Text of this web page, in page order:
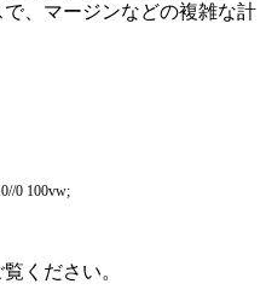
、マージンなどの複雑な計
0//0 100vw;
ください。